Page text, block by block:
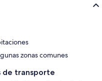
zonas comunes
de transporte